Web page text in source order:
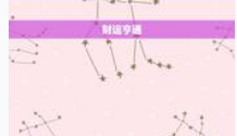
对于世界了好奇和兴趣。他
达自己的想法和情感。双子
问题，但有时也会显得有些
二、双子座男生的沟通特点